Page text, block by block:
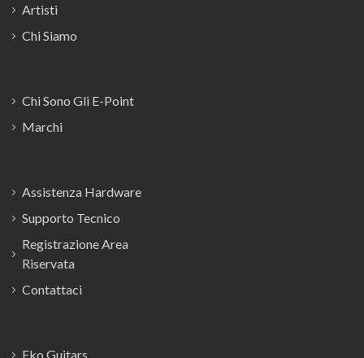
Artisti
Chi Siamo
Chi Sono Gli E-Point
Marchi
Assistenza Hardware
Supporto Tecnico
Registrazione Area
Riservata
Contattaci
Eko Guitars